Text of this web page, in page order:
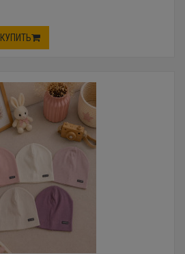
КУПИТЬ